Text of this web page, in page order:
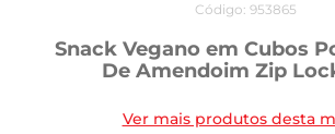
Código: 953865
Snack Vegano em Cubos
De Amendoim Zip
Ver mais produtos desta